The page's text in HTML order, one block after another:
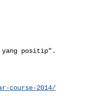
yang positip".
course-2014/